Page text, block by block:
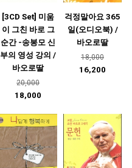
[3CD Set] 미움
이 그친 바로 그
순간 -송봉모 신
부의 영성 강의 /
바오로딸
20,000
18,000
걱정말아요 365
일(오디오북) /
바오로딸
18,000
16,200